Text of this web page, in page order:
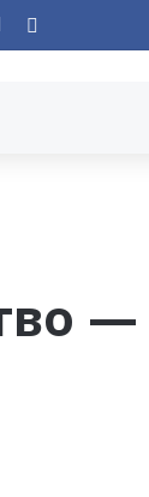
Instagram